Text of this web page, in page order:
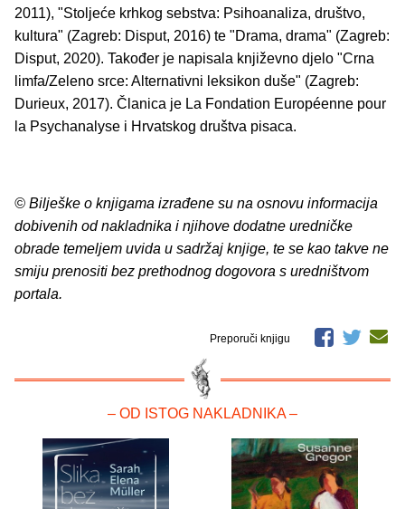
2011), "Stoljeće krhkog sebstva: Psihoanaliza, društvo,
kultura" (Zagreb: Disput, 2016) te "Drama, drama" (Zagreb:
Disput, 2020). Također je napisala književno djelo "Crna
limfa/Zeleno srce: Alternativni leksikon duše" (Zagreb:
Durieux, 2017). Članica je La Fondation Européenne pour
la Psychanalyse i Hrvatskog društva pisaca.
© Bilješke o knjigama izrađene su na osnovu informacija
dobivenih od nakladnika i njihove dodatne uredničke
obrade temeljem uvida u sadržaj knjige, te se kao takve ne
smiju prenositi bez prethodnog dogovora s uredništvom
portala.
Preporuči knjigu
– OD ISTOG NAKLADNIKA –